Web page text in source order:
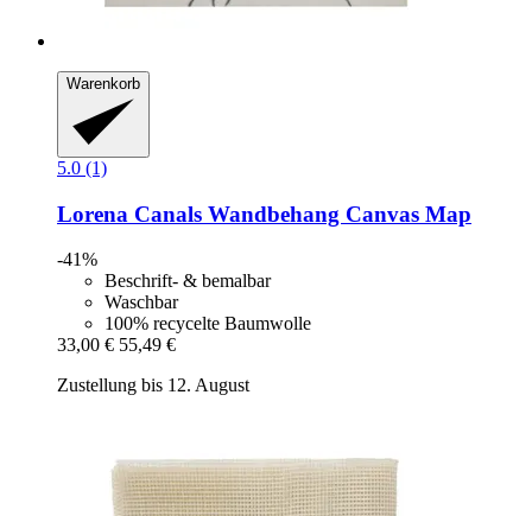
Warenkorb
5.0 (1)
Lorena Canals Wandbehang Canvas Map
-41%
Beschrift- & bemalbar
Waschbar
100% recycelte Baumwolle
33,00 € 55,49 €
Zustellung bis 12. August